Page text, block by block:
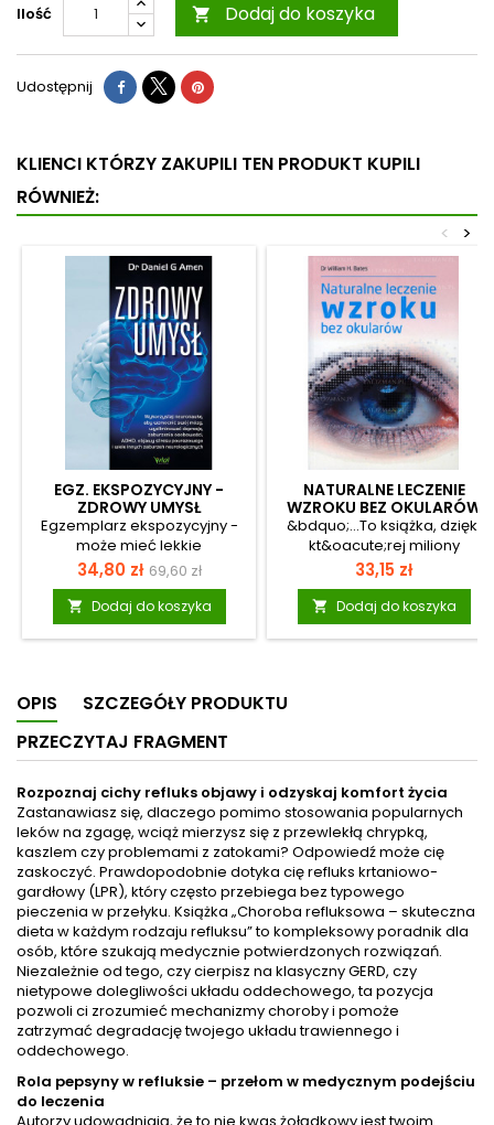
Ilość  Dodaj do koszyka
Udostępnij
KLIENCI KTÓRZY ZAKUPILI TEN PRODUKT KUPILI
RÓWNIEŻ:
>
<
EGZ. EKSPOZYCYJNY -
ZDROWY UMYSŁ
Egzemplarz ekspozycyjny -
może mieć lekkie
uszkodzenia (np.
zarysowanie, otarcie okładki,
zagięty róg, ślad po cenie),
ale merytorycznie jest
pełnowartościowy. Według
20 przyczyną
niepełnosprawności. Autor
książki, światowej sławy
lekarz i psychiatra, chce
zmienić postrzeganie,
diagnozowanie i leczenie
chorób psychicznych.
Ponieważ choroba umysłu to
nic innego jak choroba
mózgu. Depresja, ADHD,
zaburzenia kompulsywne,...
Cena
34,80 zł Cena
podstawowa
69,60 zł
 Dodaj do koszyka
NATURALNE LECZENIE
WZROKU BEZ OKULARÓW
&bdquo;...To książka, dzięki
kt&oacute;rej miliony
os&oacute;b na całym
świecie odzyskało poprawny
wzrok. Każdy człowiek z
wadą wzroku koniecznie
powinien się z nią
łatwych do wykonania
ćwiczeń relaksujących oraz
usprawniających mięśnie
oczu. Dzięki tej metodzie
można przywr&oacute;cić
prawidłowe widzenie i
używać oczu bez stanu
napięcia i stresu, a dzięki
temu stać się...
Cena
33,15 zł
 Dodaj do koszyka
OPIS
SZCZEGÓŁY PRODUKTU
PRZECZYTAJ FRAGMENT
Rozpoznaj cichy refluks objawy i odzyskaj komfort życia
Zastanawiasz się, dlaczego pomimo stosowania popularnych
leków na zgagę, wciąż mierzysz się z przewlekłą chrypką,
kaszlem czy problemami z zatokami? Odpowiedź może cię
zaskoczyć. Prawdopodobnie dotyka cię refluks krtaniowo-
gardłowy (LPR), który często przebiega bez typowego
pieczenia w przełyku. Książka „Choroba refluksowa – skuteczna
dieta w każdym rodzaju refluksu” to kompleksowy poradnik dla
osób, które szukają medycznie potwierdzonych rozwiązań.
Niezależnie od tego, czy cierpisz na klasyczny GERD, czy
nietypowe dolegliwości układu oddechowego, ta pozycja
pozwoli ci zrozumieć mechanizmy choroby i pomoże
zatrzymać degradację twojego układu trawiennego i
oddechowego.
Rola pepsyny w refluksie – przełom w medycznym podejściu
do leczenia